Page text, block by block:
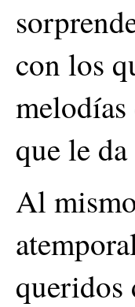
con los
que le
Al
queridos